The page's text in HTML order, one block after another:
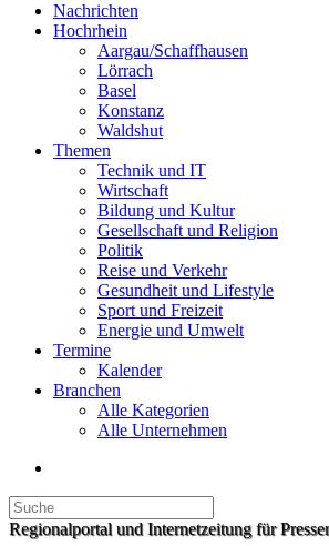
Nachrichten
Hochrhein
Aargau/Schaffhausen
Lörrach
Basel
Konstanz
Waldshut
Themen
Technik und IT
Wirtschaft
Bildung und Kultur
Gesellschaft und Religion
Politik
Reise und Verkehr
Gesundheit und Lifestyle
Sport und Freizeit
Energie und Umwelt
Termine
Kalender
Branchen
Alle Kategorien
Alle Unternehmen
Regionalportal und Internetzeitung für